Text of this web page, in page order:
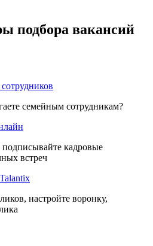
подбора вакансий
семейным сотрудникам?
кадровые
встреч
настройте воронку,